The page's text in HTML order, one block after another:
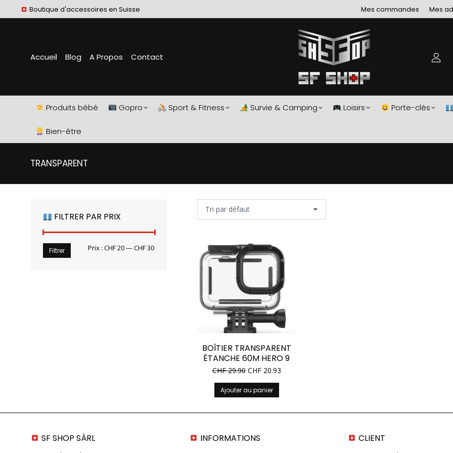
Boutique d'accessoires en Suisse Mes commandes Mes
Accueil Blog A Propos Contact
Produits bébé Gopro Sport & Fitness Survie & Camping Loisirs Porte-clés
Bien-être
TRANSPARENT
BOÎTIER TRANSPARENT
ÉTANCHE 60M HERO 9
CHF29.90 CHF20.93
Ajouter au panier
FILTRER PAR PRIX
Prix
Prix
Filtrer Prix : CHF 20—CHF 30
SF SHOP SÀRL INFORMATIONS CLIENT